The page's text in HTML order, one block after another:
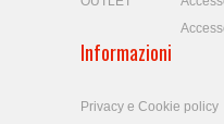
Informazioni
Privacy e Cookie policy